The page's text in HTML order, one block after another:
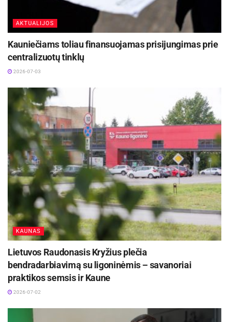
AKTUALIJOS
Kauniečiams toliau finansuojamas prisijungimas prie
centralizuotų tinklų
2026-07-03
KAUNAS
Lietuvos Raudonasis Kryžius plečia
bendradarbiavimą su ligoninėmis – savanoriai
praktikos semsis ir Kaune
2026-07-02